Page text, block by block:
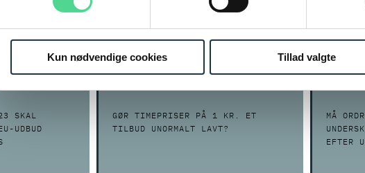
Kun nødvendige cookies Tillad valgte
LIG
KVALITATIVE UNDERKRITERIER SAMT
SKAL
UDBUD
GØR TIMEPRISER PÅ 1 KR. ET
TILBUD UNORMALT LAVT?
MÅ
EFTER